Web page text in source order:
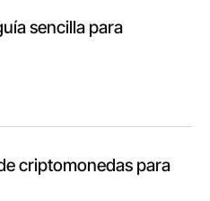
sencilla para
criptomonedas para